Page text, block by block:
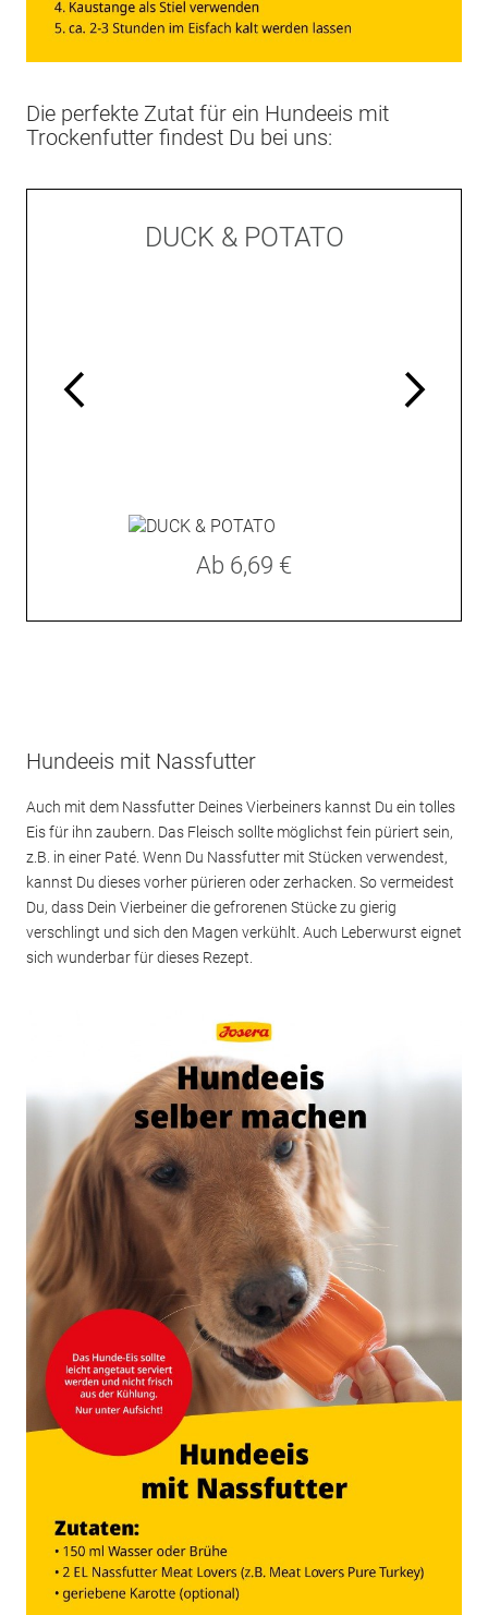
Die perfekte Zutat für ein Hundeeis mit
Trockenfutter findest Du bei uns:
DUCK & POTATO
Ab 6,69 €
Hundeeis mit Nassfutter
Auch mit dem Nassfutter Deines Vierbeiners kannst Du ein tolles
Eis für ihn zaubern. Das Fleisch sollte möglichst fein püriert sein,
z.B. in einer Paté. Wenn Du Nassfutter mit Stücken verwendest,
kannst Du dieses vorher pürieren oder zerhacken. So vermeidest
Du, dass Dein Vierbeiner die gefrorenen Stücke zu gierig
verschlingt und sich den Magen verkühlt. Auch Leberwurst eignet
sich wunderbar für dieses Rezept.